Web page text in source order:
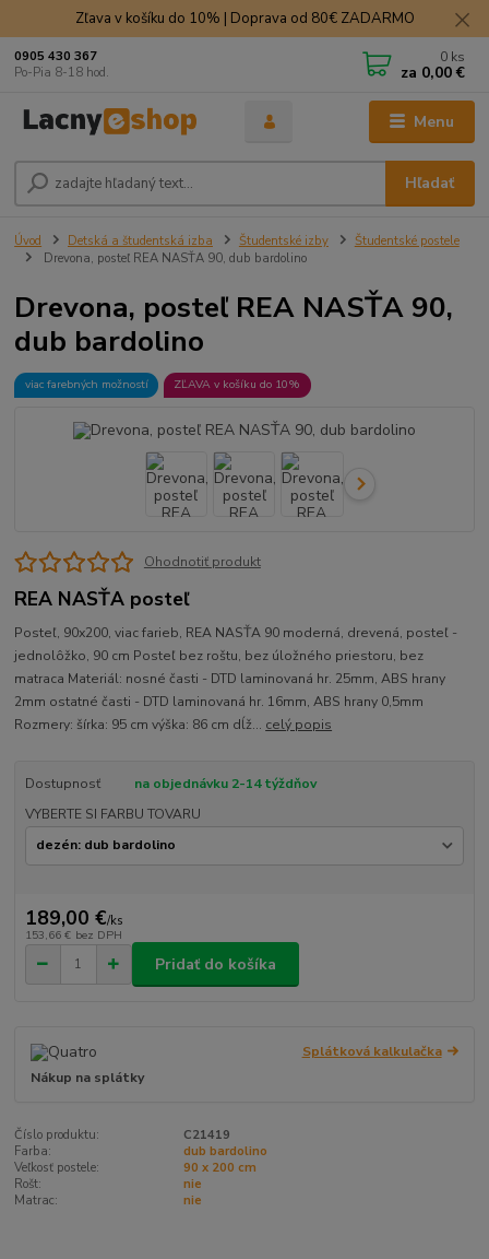
Zľava v košíku do 10% | Doprava od 80€ ZADARMO
Menu
Hľadať
0905 430 367
Po-Pia 8-18 hod.
0 ks
za 0,00 €
Úvod Detská a študentská izba Študentské izby
Študentské postele
Drevona, posteľ REA NASŤA 90, dub bardolino
Drevona, posteľ REA NASŤA 90,
dub bardolino
viac farebných možností ZĽAVA v košíku do 10%
Ohodnotiť produkt
REA NASŤA posteľ
Posteľ, 90x200, viac farieb, REA NASŤA 90 moderná, drevená, posteľ -
jednolôžko, 90 cm Posteľ bez roštu, bez úložného priestoru, bez
matraca Materiál: nosné časti - DTD laminovaná hr. 25mm, ABS hrany
2mm ostatné časti - DTD laminovaná hr. 16mm, ABS hrany 0,5mm
Rozmery: šírka: 95 cm výška: 86 cm dĺž... celý popis
Dostupnosť
na objednávku 2-14 týždňov
VYBERTE SI FARBU TOVARU
189,00 €/ks
153,66 € bez DPH
Pridať do košíka
Splátková kalkulačka
Nákup na splátky
Číslo produktu:
C21419
Farba:
dub bardolino
Veľkosť postele:
90 x 200 cm
Rošt:
nie
Matrac:
nie